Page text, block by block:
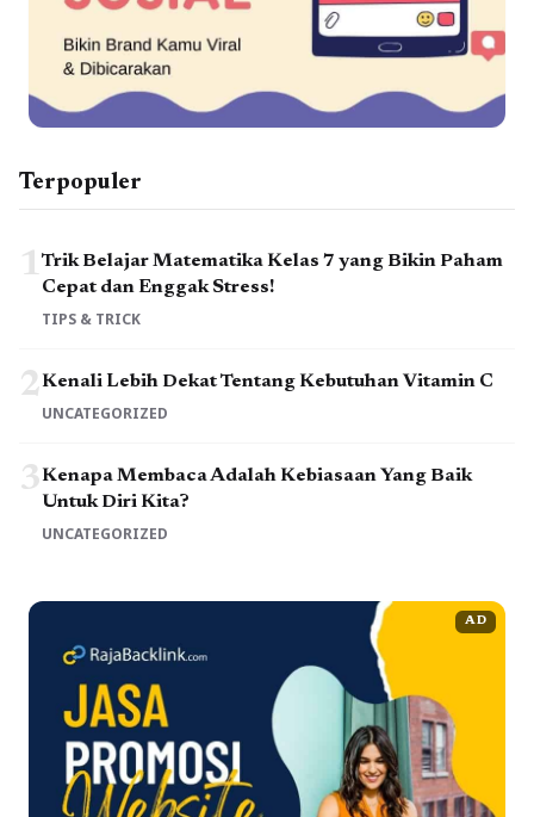
Terpopuler
1Trik Belajar Matematika Kelas 7 yang Bikin Paham
Cepat dan Enggak Stress!
TIPS & TRICK
2Kenali Lebih Dekat Tentang Kebutuhan Vitamin C
UNCATEGORIZED
3Kenapa Membaca Adalah Kebiasaan Yang Baik
Untuk Diri Kita?
UNCATEGORIZED
AD